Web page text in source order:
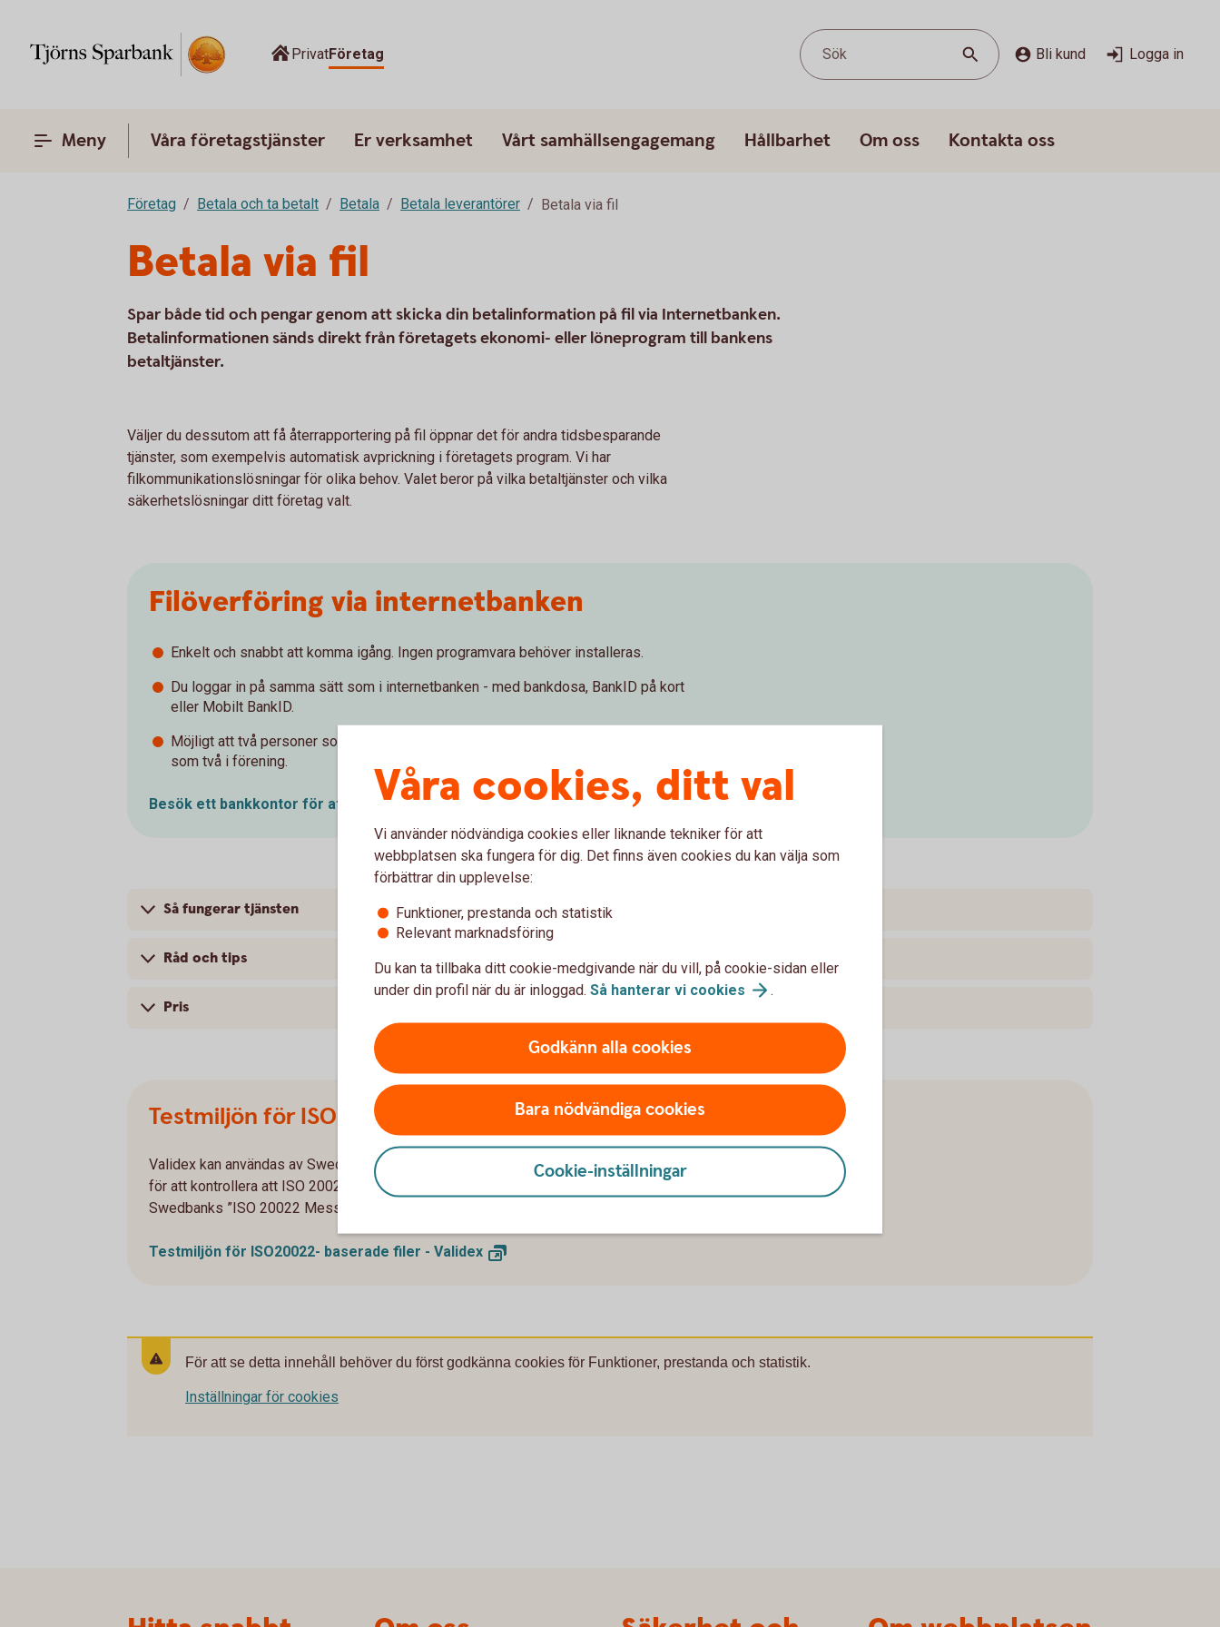
PrivatFöretag Sök Bli kund Logga in
Meny Våra företagstjänster Er verksamhet Vårt samhällsengagemang Hållbarhet Om oss Kontakta oss
Företag Betala och ta betalt Betala Betala leverantörer Betala via fil
Betala via fil
Spar både tid och pengar genom att skicka din betalinformation på fil via Internetbanken.
Betalinformationen sänds direkt från företagets ekonomi- eller löneprogram till bankens
betaltjänster.
Väljer du dessutom att få återrapportering på fil öppnar det för andra tidsbesparande
tjänster, som exempelvis automatisk avprickning i företagets program. Vi har
filkommunikationslösningar för olika behov. Valet beror på vilka betaltjänster och vilka
säkerhetslösningar ditt företag valt.
Filöverföring via internetbanken
Enkelt och snabbt att komma igång. Ingen programvara behöver installeras.
Du loggar in på samma sätt som i internetbanken - med bankdosa, BankID på kort
eller Mobilt BankID.
Möjligt att två personer som befinner sig på olika platser godkänner utbetalningarna
som två i förening.
Besök ett bankkontor för att skaffa tjänsten
Så fungerar tjänsten
Råd och tips
Pris
Testmiljön för ISO20022-baserade filer
Validex kan användas av Swedbank och sparbankernas kunder och tjänsteleverantörer
för att kontrollera att ISO 20022-meddelanden är korrekt implementerade enligt
Swedbanks ”ISO 20022 Message Implementation Guidelines" (MIG).
Testmiljön för ISO20022- baserade filer - Validex
För att se detta innehåll behöver du först godkänna cookies för Funktioner, prestanda och statistik.
Inställningar för cookies
Våra cookies, ditt val
Vi använder nödvändiga cookies eller liknande tekniker för att
webbplatsen ska fungera för dig. Det finns även cookies du kan välja som
förbättrar din upplevelse:
Funktioner, prestanda och statistik
Relevant marknadsföring
Du kan ta tillbaka ditt cookie-medgivande när du vill, på cookie-sidan eller
under din profil när du är inloggad. Så hanterar vi cookies .
Godkänn alla cookies
Bara nödvändiga cookies
Cookie-inställningar